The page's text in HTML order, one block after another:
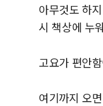
아무것도 하
시 책상에 누
고요가 편안
여기까지 오